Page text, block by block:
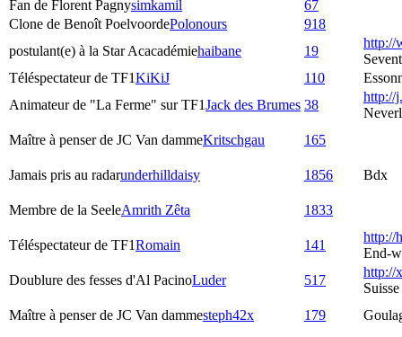
Fan de Florent Pagnysimkamil
67
Clone de Benoît PoelvoordePolonours
918
postulant(e) à la Star Acacadémiehaibane 19
http://
Téléspectateur de TF1KiKiJ 110
Animateur de "La Ferme" sur TF1Jack des Brumes 38
http://
Maître à penser de JC Van dammeKritschgau 165
Jamais pris au radarunderhilldaisy 1856 Bdx
Membre de la SeeleAmrith Zêta 1833
Téléspectateur de TF1Romain 141
http://
End-
Doublure des fesses d'Al PacinoLuder 517
http://
Suisse
Maître à penser de JC Van dammesteph42x 179